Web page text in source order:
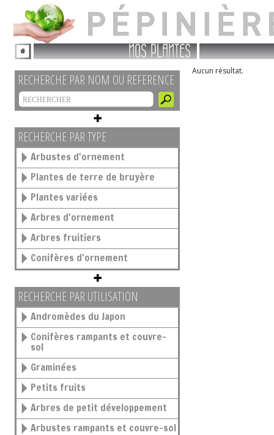
NOS PLANTES
RECHERCHE PAR NOM OU REFERENCE
RECHERCHE PAR TYPE
Arbustes d'ornement
Plantes de terre de bruyère
Plantes variées
Arbres d'ornement
Arbres fruitiers
Conifères d'ornement
RECHERCHE PAR UTILISATION
Andromèdes du Japon
Conifères rampants et couvre-
sol
Graminées
Petits fruits
Arbres de petit développement
Arbustes rampants et couvre-sol
Aucun résultat.